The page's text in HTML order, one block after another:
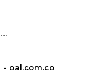
oal.com.co